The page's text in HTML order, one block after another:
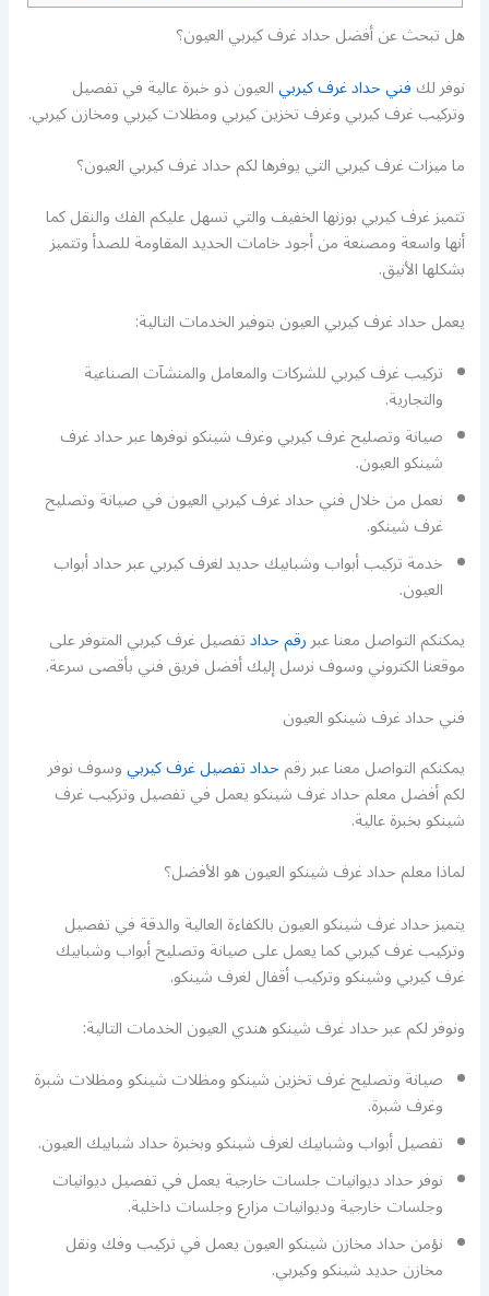
هل تبحث عن أفضل حداد غرف كيربي العيون؟
نوفر لكفني حداد غرف كيربيالعيون ذو خبرة عالية في تفصيل
وتركيب غرف كيربي وغرف تخزين كيربي ومظلات كيربي ومخازن كيربي.
ما ميزات غرف كيربي التي يوفرها لكم حداد غرف كيربي العيون؟
تتميز غرف كيربي بوزنها الخفيف والتي تسهل عليكم الفك والنقل كما
أنها واسعة ومصنعة من أجود خامات الحديد المقاومة للصدأ وتتميز
بشكلها الأنيق.
يعمل حداد غرف كيربي العيون بتوفير الخدمات التالية:
تركيب غرف كيربي للشركات والمعامل والمنشآت الصناعية
والتجارية.
صيانة وتصليح غرف كيربي وغرف شينكو نوفرها عبر حداد غرف
شينكو العيون.
نعمل من خلال فني حداد غرف كيربي العيون في صيانة وتصليح
غرف شينكو.
خدمة تركيب أبواب وشبابيك حديد لغرف كيربي عبر حداد أبواب
العيون.
يمكنكم التواصل معنا عبررقم حدادتفصيل غرف كيربي المتوفر على
موقعنا الكتروني وسوف نرسل إليك أفضل فريق فني بأقصى سرعة.
فني حداد غرف شينكو العيون
يمكنكم التواصل معنا عبر رقمحداد تفصيل غرف كيربيوسوف نوفر
لكم أفضل معلم حداد غرف شينكو يعمل في تفصيل وتركيب غرف
شينكو بخبرة عالية.
لماذا معلم حداد غرف شينكو العيون هو الأفضل؟
يتميز حداد غرف شينكو العيون بالكفاءة العالية والدقة في تفصيل
وتركيب غرف كيربي كما يعمل على صيانة وتصليح أبواب وشبابيك
غرف كيربي وشينكو وتركيب أقفال لغرف شينكو.
ونوفر لكم عبر حداد غرف شينكو هندي العيون الخدمات التالية:
صيانة وتصليح غرف تخزين شينكو ومظلات شينكو ومظلات شبرة
وغرف شبرة.
تفصيل أبواب وشبابيك لغرف شينكو وبخبرة حداد شبابيك العيون.
نوفر حداد ديوانيات جلسات خارجية يعمل في تفصيل ديوانيات
وجلسات خارجية وديوانيات مزارع وجلسات داخلية.
نؤمن حداد مخازن شينكو العيون يعمل في تركيب وفك ونقل
مخازن حديد شينكو وكيربي.